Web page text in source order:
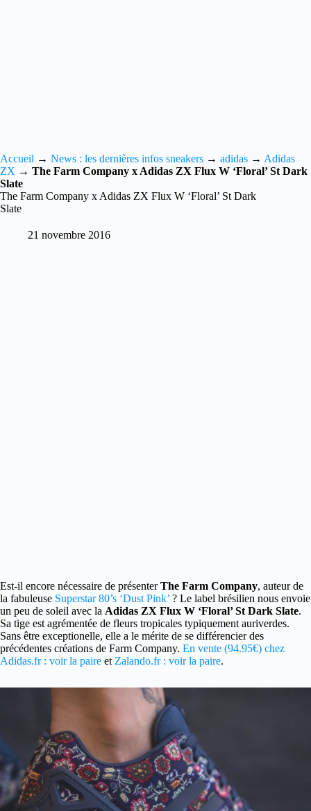
Accueil → News : les dernières infos sneakers → adidas → Adidas
ZX → The Farm Company x Adidas ZX Flux W ‘Floral’ St Dark
Slate
The Farm Company x Adidas ZX Flux W ‘Floral’ St Dark
Slate
21 novembre 2016
Est-il encore nécessaire de présenterThe Farm Company, auteur de
la fabuleuse Superstar 80’s ‘Dust Pink’ ? Le label brésilien nous envoie
un peu de soleil avec la Adidas ZX Flux W ‘Floral’ St Dark Slate.
Sa tige est agrémentée de fleurs tropicales typiquement auriverdes.
Sans être exceptionelle, elle a le mérite de se différencier des
précédentes créations de Farm Company. En vente (94.95€) chez
Adidas.fr : voir la paire et Zalando.fr : voir la paire.